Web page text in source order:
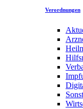
Verordnungen